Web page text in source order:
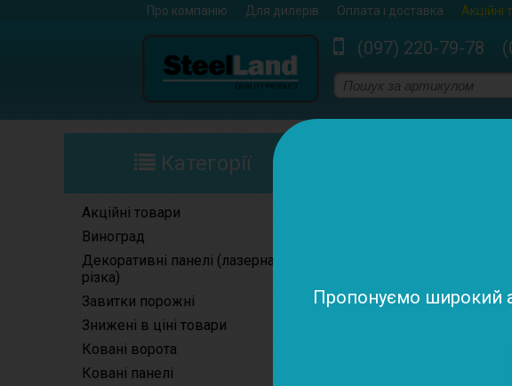
Про компанію Для дилерів Оплата і доставка Акційні
(097) 220-79-78
Категорії
Акційні товари
Виноград
Декоративні панелі (лазерна
різка)
Завитки порожні
Знижені в ціні товари
Ковані ворота
Ковані панелі
Пропонуємо широкий